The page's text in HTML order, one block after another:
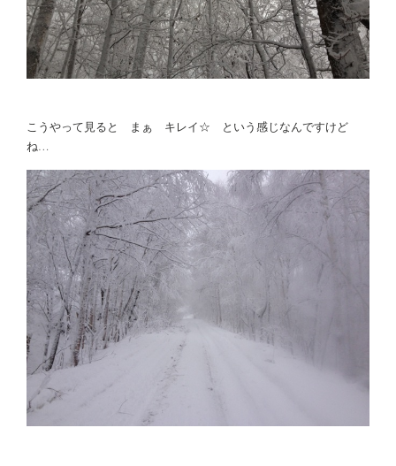
こうやって見ると まぁ キレイ☆ という感じなんですけど
ね…